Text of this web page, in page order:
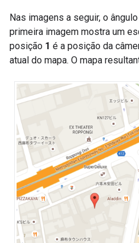
Nas imagens a seguir, o
primeira imagem mostra um
posição 1 é a posição da
atual do mapa. O mapa